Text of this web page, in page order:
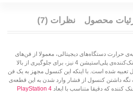
محصول نظرات (7)
حرارت دستگاه‌های دیجیتالی، معمولا از فن‌های
مخصوص استفاده می‌شود. فن خنک‌کننده‌ی پلی‌استیشن 4 نیز، برای جلوگیری از بالا
شده است. با اینکه این کنسول مجهز به یک فن
داشتن کنسول از فشار وارد شدن به این قطعه‌ی
که دقیقا متناسب با ابعاد PlayStation 4